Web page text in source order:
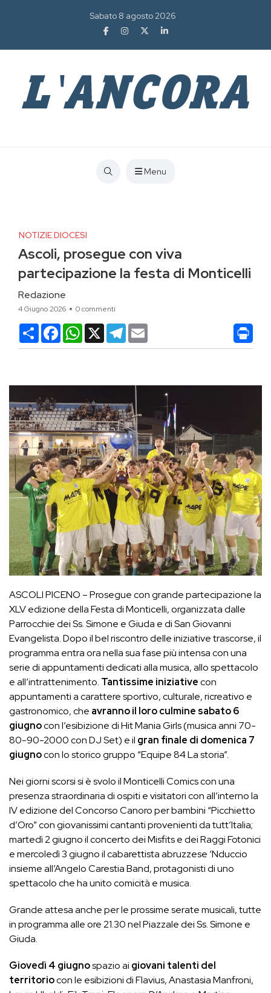
Sabato 8 agosto 2026
Menu
NOTIZIE DIOCESI
Ascoli, prosegue con viva
partecipazione la festa di Monticelli
Redazione
4 Giugno 2026 0 commenti
CondividiFacebookWhatsApp
X Telegram
ASCOLI PICENO – Prosegue con grande partecipazione la
XLV edizione della Festa di Monticelli, organizzata dalle
Parrocchie dei Ss. Simone e Giuda e di San Giovanni
Evangelista. Dopo il bel riscontro delle iniziative trascorse, il
programma entra ora nella sua fase più intensa con una
serie di appuntamenti dedicati alla musica, allo spettacolo
e all’intrattenimento. Tantissime iniziativecon
appuntamenti a carattere sportivo, culturale, ricreativo e
gastronomico, che avranno il loro culmine sabato 6
giugnocon l’esibizione di Hit Mania Girls (musica anni 70-
80-90-2000 con DJ Set) e il gran finale di domenica 7
giugnocon lo storico gruppo “Equipe 84 La storia”.
Nei giorni scorsi si è svolo il Monticelli Comics con una
presenza straordinaria di ospiti e visitatori con all’interno la
IV edizione del Concorso Canoro per bambini “Picchietto
d’Oro” con giovanissimi cantanti provenienti da tutt’Italia;
martedì 2 giugno il concerto dei Misfits e dei Raggi Fotonici
e mercoledì 3 giugno il cabarettista abruzzese ‘Nduccio
insieme all’Angelo Carestia Band, protagonisti di uno
spettacolo che ha unito comicità e musica.
Grande attesa anche per le prossime serate musicali, tutte
in programma alle ore 21.30 nel Piazzale dei Ss. Simone e
Giuda.
Giovedì 4 giugnospazio ai giovani talenti del
territoriocon le esibizioni di Flavius, Anastasia Manfroni,